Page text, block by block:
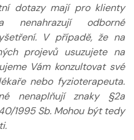
dotazy mají pro klienty
nenahrazují odborné
V případě, že na
projevů usuzujete na
Vám konzultovat své
nebo fyzioterapeuta.
nenaplňují znaky §2a
1995 Sb. Mohou být tedy